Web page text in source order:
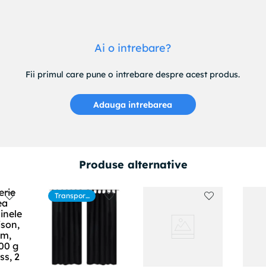
Ai o intrebare?
Fii primul care pune o intrebare despre acest produs.
Adauga intrebarea
Produse alternative
Transport